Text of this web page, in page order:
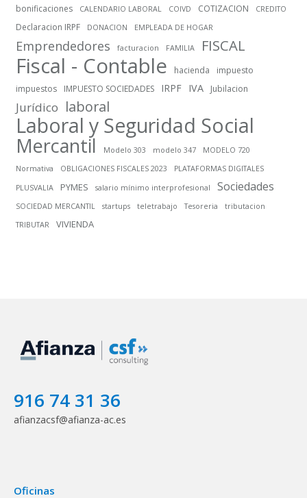
bonificaciones CALENDARIO LABORAL COIVD COTIZACION CREDITO
Declaracion IRPF DONACION EMPLEADA DE HOGAR
Emprendedores facturacion FAMILIA FISCAL
Fiscal - Contable hacienda
impuesto
impuestos
IMPUESTO SOCIEDADES IRPF IVA Jubilacion
Jurídico laboral
Laboral y Seguridad Social
Mercantil Modelo 303 modelo 347
MODELO 720
Normativa
OBLIGACIONES FISCALES 2023
PLATAFORMAS DIGITALES
PLUSVALIA
PYMES salario mínimo interprofesional Sociedades
SOCIEDAD MERCANTIL startups teletrabajo Tesoreria
tributacion
TRIBUTAR
VIVIENDA
916 74 31 36
afianzacsf@afianza-ac.es
Oficinas